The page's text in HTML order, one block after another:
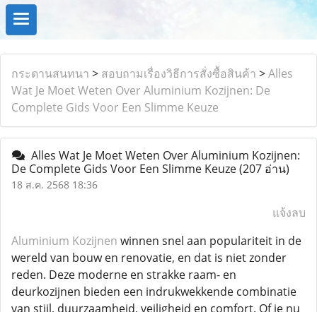
กระดานสนทนา > สอบถามเรื่องวิธีการสั่งซื้อสินค้า >Alles
Wat Je Moet Weten Over Aluminium Kozijnen: De
Complete Gids Voor Een Slimme Keuze
Alles Wat Je Moet Weten Over Aluminium Kozijnen:
De Complete Gids Voor Een Slimme Keuze(207 อ่าน)
18 ส.ค. 2568 18:36
แจ้งลบ
Aluminium Kozijnen winnen snel aan populariteit in de
wereld van bouw en renovatie, en dat is niet zonder
reden. Deze moderne en strakke raam- en
deurkozijnen bieden een indrukwekkende combinatie
van stijl, duurzaamheid, veiligheid en comfort. Of je nu